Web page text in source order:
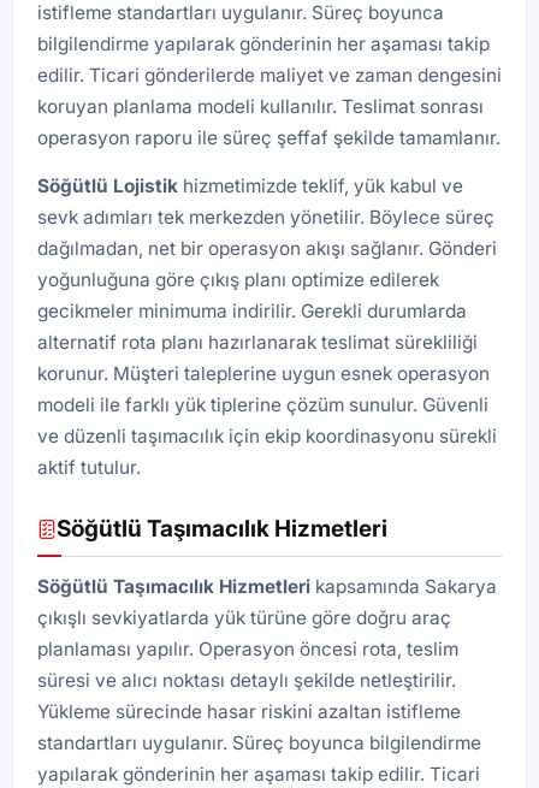
istifleme standartları uygulanır. Süreç boyunca
bilgilendirme yapılarak gönderinin her aşaması takip
edilir. Ticari gönderilerde maliyet ve zaman dengesini
koruyan planlama modeli kullanılır. Teslimat sonrası
operasyon raporu ile süreç şeffaf şekilde tamamlanır.
Söğütlü Lojistik hizmetimizde teklif, yük kabul ve
sevk adımları tek merkezden yönetilir. Böylece süreç
dağılmadan, net bir operasyon akışı sağlanır. Gönderi
yoğunluğuna göre çıkış planı optimize edilerek
gecikmeler minimuma indirilir. Gerekli durumlarda
alternatif rota planı hazırlanarak teslimat sürekliliği
korunur. Müşteri taleplerine uygun esnek operasyon
modeli ile farklı yük tiplerine çözüm sunulur. Güvenli
ve düzenli taşımacılık için ekip koordinasyonu sürekli
aktif tutulur.
Söğütlü Taşımacılık Hizmetleri
Söğütlü Taşımacılık Hizmetleri kapsamında Sakarya
çıkışlı sevkiyatlarda yük türüne göre doğru araç
planlaması yapılır. Operasyon öncesi rota, teslim
süresi ve alıcı noktası detaylı şekilde netleştirilir.
Yükleme sürecinde hasar riskini azaltan istifleme
standartları uygulanır. Süreç boyunca bilgilendirme
yapılarak gönderinin her aşaması takip edilir. Ticari